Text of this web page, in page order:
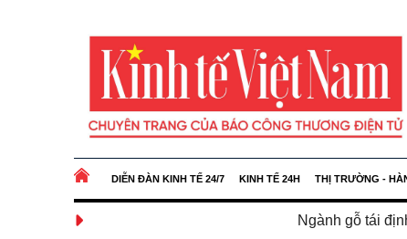
DIỄN ĐÀN KINH TẾ 24/7 KINH TẾ 24H THỊ TRƯỜNG -
Ngành gỗ tái định vị thị